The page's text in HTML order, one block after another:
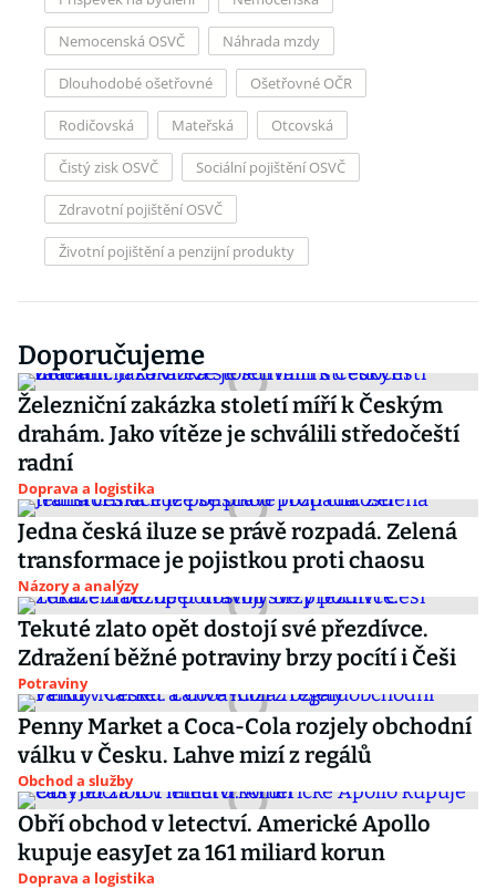
Nemocenská OSVČ Náhrada mzdy
Dlouhodobé ošetřovné Ošetřovné OČR
Rodičovská Mateřská Otcovská
Čistý zisk OSVČ Sociální pojištění OSVČ
Zdravotní pojištění OSVČ
Životní pojištění a penzijní produkty
Doporučujeme
Železniční zakázka století míří k Českým
drahám. Jako vítěze je schválili středočeští
radní
Doprava a logistika
Jedna česká iluze se právě rozpadá. Zelená
transformace je pojistkou proti chaosu
Názory a analýzy
Tekuté zlato opět dostojí své přezdívce.
Zdražení běžné potraviny brzy pocítí i Češi
Potraviny
Penny Market a Coca-Cola rozjely obchodní
válku v Česku. Lahve mizí z regálů
Obchod a služby
Obří obchod v letectví. Americké Apollo
kupuje easyJet za 161 miliard korun
Doprava a logistika